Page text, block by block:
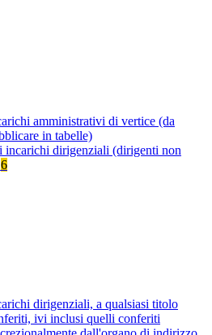
amministrativi di vertice (da
in tabelle)
incarichi dirigenziali (dirigenti non
6
dirigenziali, a qualsiasi titolo
ivi inclusi quelli conferiti